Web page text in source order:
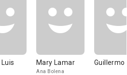
Mary Lamar
Ana Bolena
Guillermo